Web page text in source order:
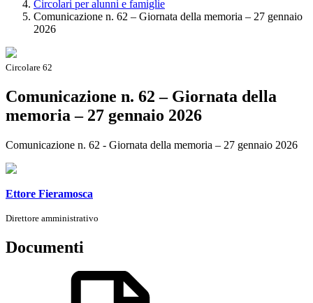
Circolari per alunni e famiglie
Comunicazione n. 62 – Giornata della memoria – 27 gennaio
2026
Circolare 62
Comunicazione n. 62 – Giornata della
memoria – 27 gennaio 2026
Comunicazione n. 62 - Giornata della memoria – 27 gennaio 2026
Ettore Fieramosca
Direttore amministrativo
Documenti